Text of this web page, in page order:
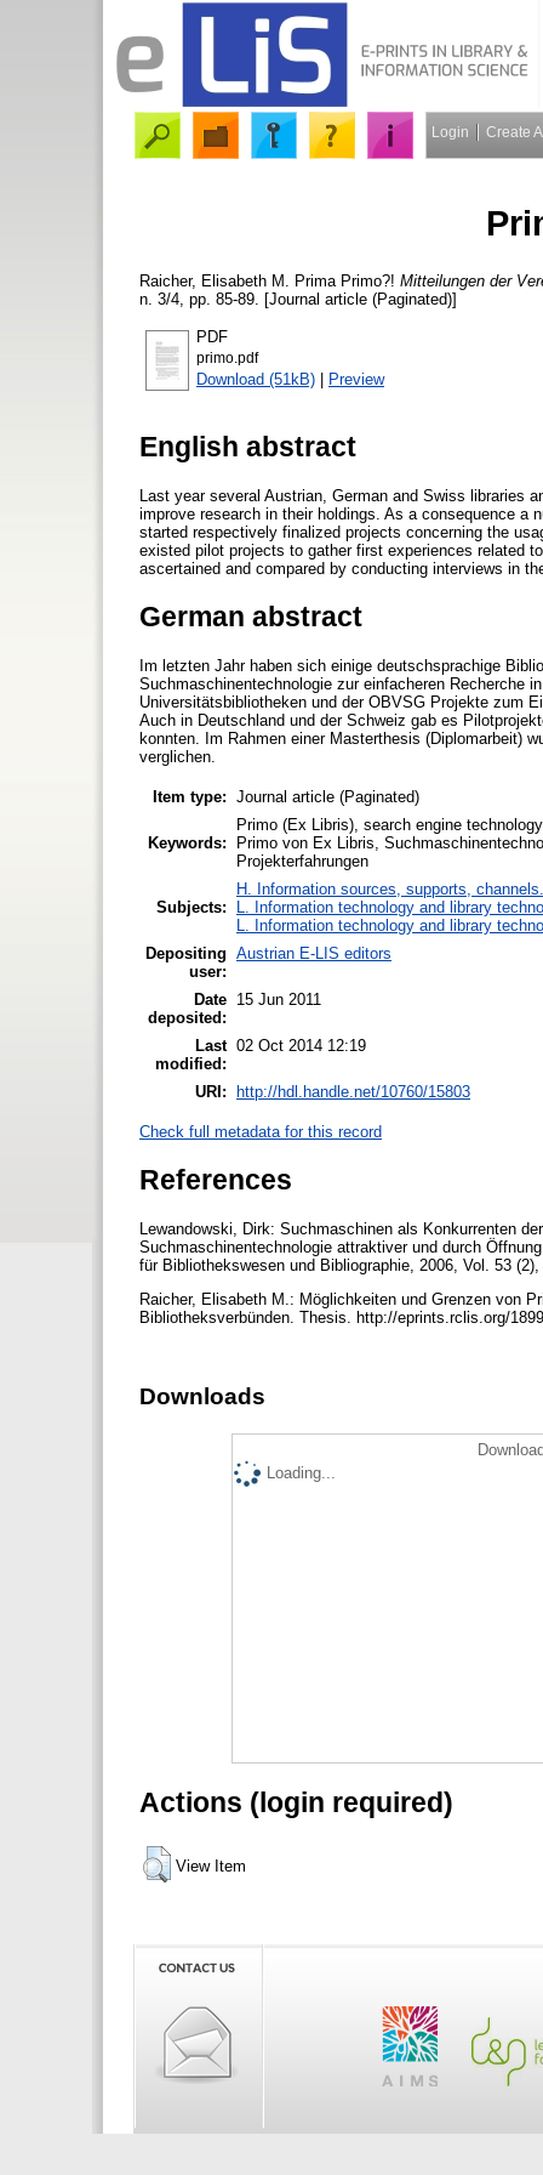
Login Create
Raicher, Elisabeth M. Prima Primo?! Mitteilungen der
n. 3/4, pp. 85-89. [Journal article (Paginated)]
PDF
primo.pdf
Download (51kB) | Preview
English abstract
Last year several Austrian, German and Swiss libraries
improve research in their holdings. As a consequence a
started respectively finalized projects concerning the
existed pilot projects to gather first experiences related
ascertained and compared by conducting interviews in
German abstract
Im letzten Jahr haben sich einige deutschsprachige
Suchmaschinentechnologie zur einfacheren Recherche
Universitätsbibliotheken und der OBVSG Projekte zum
Auch in Deutschland und der Schweiz gab es
konnten. Im Rahmen einer Masterthesis (Diplomarbeit)
verglichen.
Item type: Journal article (Paginated)
Keywords:
Primo (Ex Libris), search engine
Primo von Ex Libris,
Projekterfahrungen
Subjects:
H. Information sources, supports, channels.
L. Information technology and library
L. Information technology and library
Depositing
user:
Austrian E-LIS editors
Date
deposited:
15 Jun 2011
Last
modified:
02 Oct 2014 12:19
URI: http://hdl.handle.net/10760/15803
Check full metadata for this record
References
Lewandowski, Dirk: Suchmaschinen als Konkurrenten
Suchmaschinentechnologie attraktiver und durch
für Bibliothekswesen und Bibliographie, 2006, Vol. 53
Raicher, Elisabeth M.: Möglichkeiten und Grenzen von
Bibliotheksverbünden. Thesis. http://eprints.rclis.org/
Downloads
Loading...
Actions (login required)
View Item